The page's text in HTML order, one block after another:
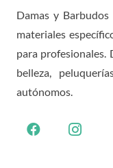
Damas y
materiales
para profesionales.
belleza,
autónomos.